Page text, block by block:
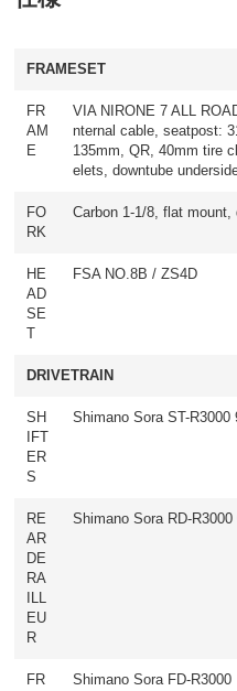
FRAMESET
FR
AM
E
VIA NIRONE 7 ALL
nternal cable, seatpost:
135mm, QR, 40mm tire
elets, downtube
FO
RK
Carbon 1-1/8, flat
HE
AD
SE
FSA NO.8B / ZS4D
DRIVETRAIN
SH
IFT
ER
S
Shimano Sora ST-R3000
RE
AR
DE
RA
ILL
EU
R
Shimano Sora RD-R3000
FR
Shimano Sora FD-R3000